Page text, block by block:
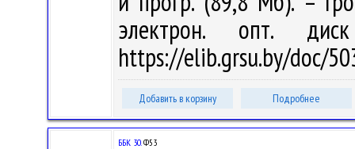
электрон. опт.
https://elib.grsu.by/doc/
Добавить в корзину Подробнее
ББК 30.Ф53